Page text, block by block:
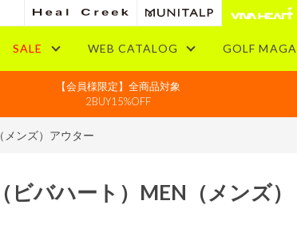
SALE WEB CATALOG GOLF
【会員様限定】全商品対象
2BUY15%OFF
メンズ）アウター
（ビバハート） MEN （メンズ）